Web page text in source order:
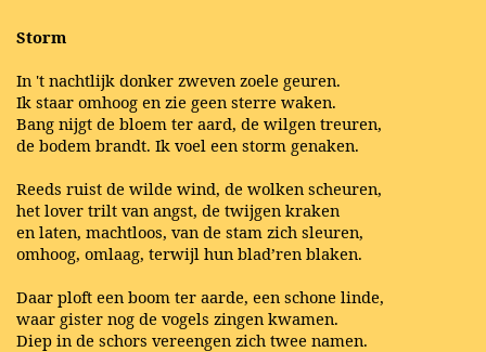
Storm
In 't nachtlijk donker zweven zoele geuren.
Ik staar omhoog en zie geen sterre waken.
Bang nijgt de bloem ter aard, de wilgen treuren,
de bodem brandt. Ik voel een storm genaken.
Reeds ruist de wilde wind, de wolken scheuren,
het lover trilt van angst, de twijgen kraken
en laten, machtloos, van de stam zich sleuren,
omhoog, omlaag, terwijl hun blad’ren blaken.
Daar ploft een boom ter aarde, een schone linde,
waar gister nog de vogels zingen kwamen.
Diep in de schors vereengen zich twee namen.